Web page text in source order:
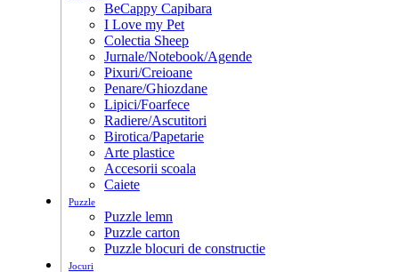
BeCappy Capibara
I Love my Pet
Colectia Sheep
Jurnale/Notebook/Agende
Pixuri/Creioane
Penare/Ghiozdane
Lipici/Foarfece
Radiere/Ascutitori
Birotica/Papetarie
Arte plastice
Accesorii scoala
Caiete
Puzzle
Puzzle lemn
Puzzle carton
Puzzle blocuri de constructie
Jocuri